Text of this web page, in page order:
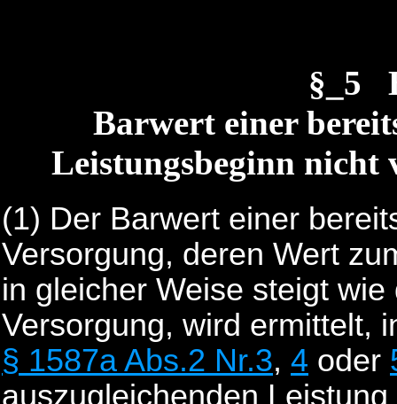
§_5
Barwert einer
Leistungsbeginn nicht
(1) Der Barwert einer
Versorgung, deren Wert
in gleicher Weise steigt
Versorgung, wird ermittelt,
§ 1587a Abs.2 Nr.3, 4 oder
auszugleichenden